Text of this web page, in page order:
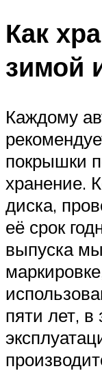
Как
зимой
Каждому
покрышки
хранение.
диска,
её срок
выпуска
пяти лет, в